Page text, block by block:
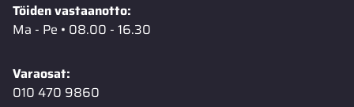
Töiden vastaanotto:
Ma - Pe • 08.00 - 16.30
Varaosat:
010 470 9860